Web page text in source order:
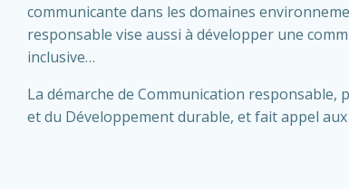
communicante dans les domaines
responsable vise aussi à développer une
inclusive…
La démarche de Communication responsable,
et du Développement durable, et fait appel aux